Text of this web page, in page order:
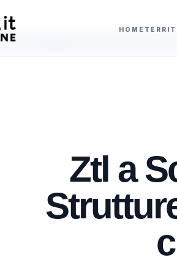
HOME
Esodo estivo, oltre 25 milioni di veicoli in viaggio e
Ztl a